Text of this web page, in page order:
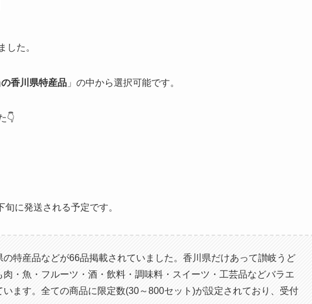
した。
香川県特産品 」の中から選択可能です。
👇
に発送される予定です。
特産品などが66品掲載されていました。香川県だけあって讃岐うど
・魚・フルーツ・酒・飲料・調味料・スイーツ・工芸品などバラエ
ます。全ての商品に限定数(30～800セット)が設定されており、受付